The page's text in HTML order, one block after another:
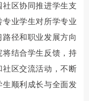
区协同推进学生支
业学生对所学专业
径和职业发展方向
结合学生反馈，持
区交流活动，不断
顺利成长与全面发